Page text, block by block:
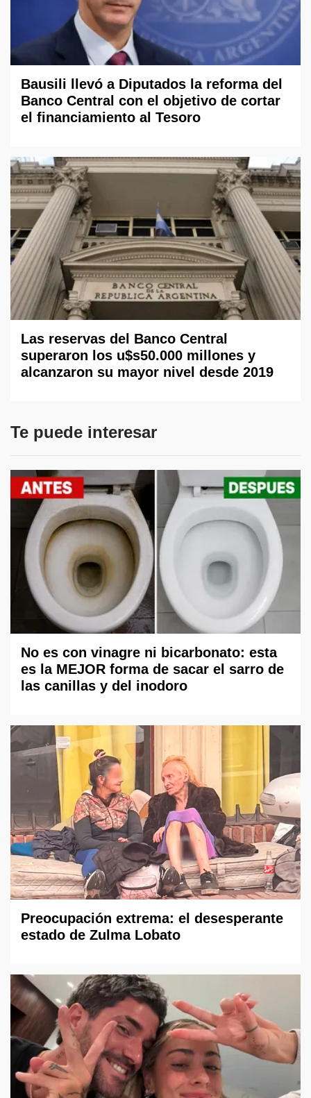
Bausili llevó a Diputados la reforma del
Banco Central con el objetivo de cortar
el financiamiento al Tesoro
Las reservas del Banco Central
superaron los u$s50.000 millones y
alcanzaron su mayor nivel desde 2019
Te puede interesar
No es con vinagre ni bicarbonato: esta
es la MEJOR forma de sacar el sarro de
las canillas y del inodoro
Preocupación extrema: el desesperante
estado de Zulma Lobato